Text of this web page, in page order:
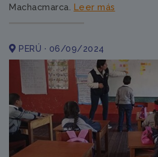
Machacmarca. Leer más
PERÚ · 06/09/2024